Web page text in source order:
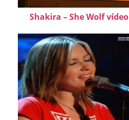
Shakira – She Wolf vídeo